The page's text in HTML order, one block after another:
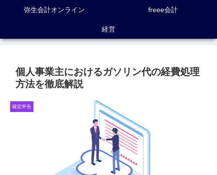
弥生会計オンライン freee会計
経営
個人事業主におけるガソリン代の経費処理
方法を徹底解説
確定申告